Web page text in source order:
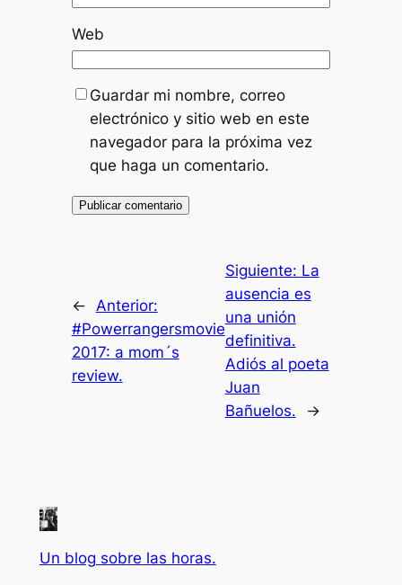
Web
Guardar mi nombre, correo
electrónico y sitio web en este
navegador para la próxima vez
que haga un comentario.
← Anterior:
#Powerrangersmovie
2017: a mom´s
review.
Siguiente: La
ausencia es
una unión
definitiva.
Adiós al poeta
Juan
Bañuelos.
→
Un blog sobre las horas.